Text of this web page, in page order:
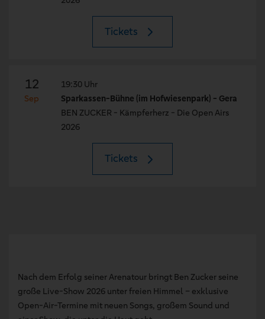
Tickets
12
Sep
19:30 Uhr
Sparkassen-Bühne (im Hofwiesenpark) - Gera
BEN ZUCKER - Kämpferherz - Die Open Airs
2026
Tickets
Nach dem Erfolg seiner Arenatour bringt Ben Zucker seine
große Live-Show 2026 unter freien Himmel – exklusive
Open-Air-Termine mit neuen Songs, großem Sound und